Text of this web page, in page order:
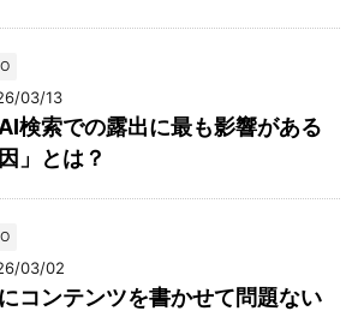
03/13
AI検索での露出に最も影響がある
」とは？
03/02
コンテンツを書かせて問題ない